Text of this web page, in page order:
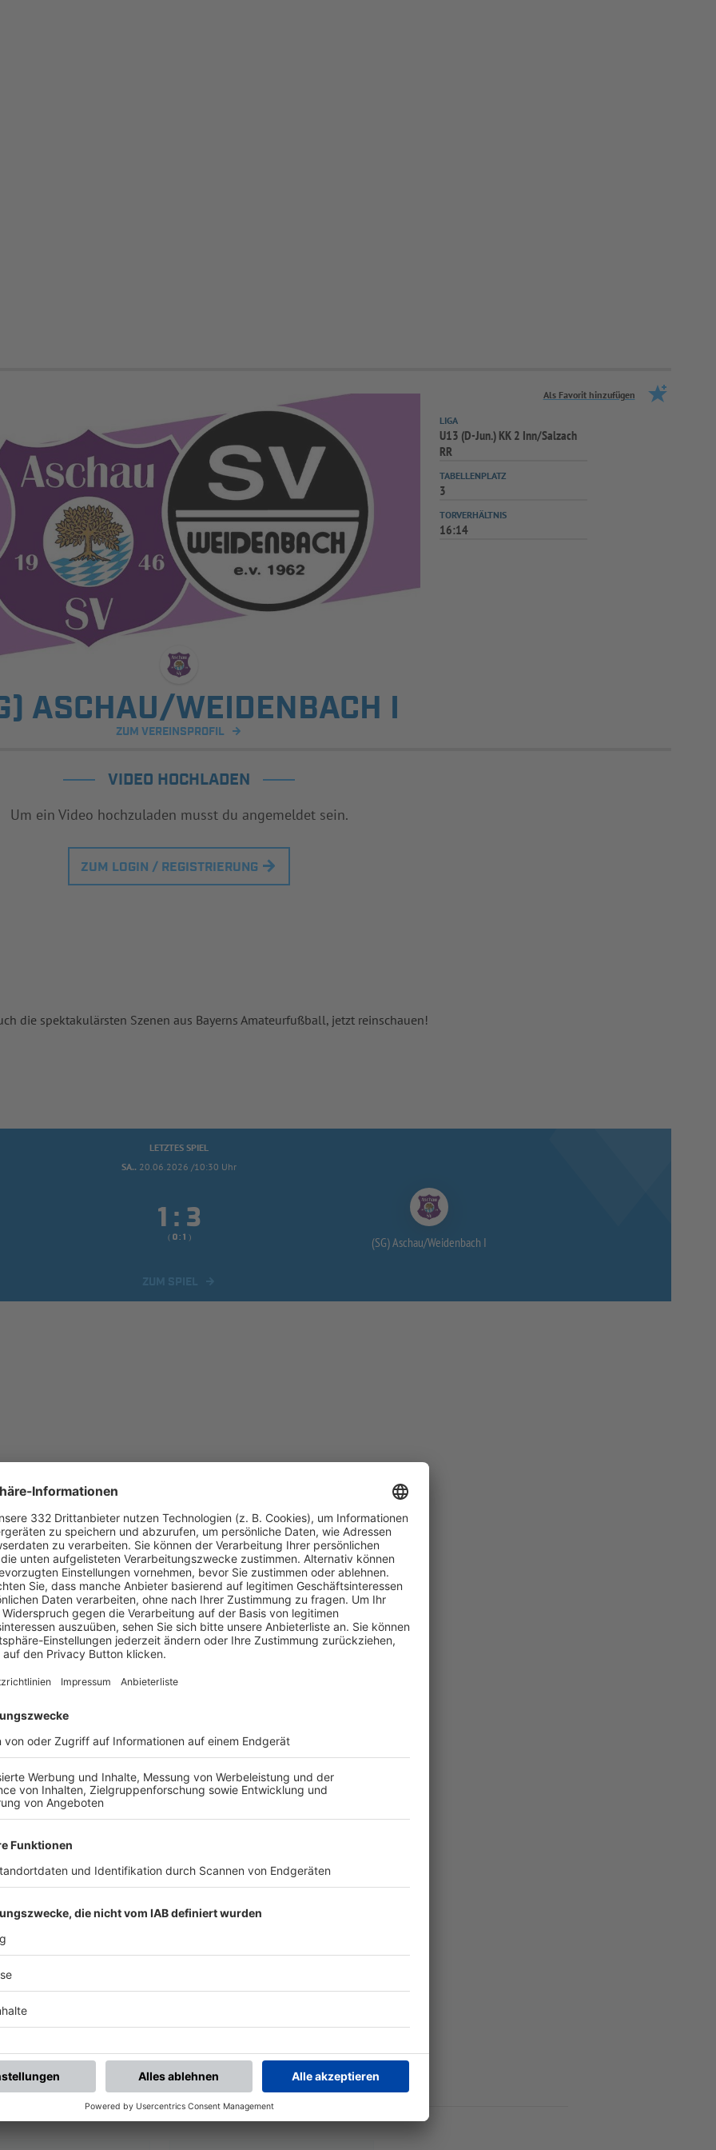
Als Favorit hinzufügen
ASCHAU/WEIDENBACH I
ZUM VEREINSPROFIL
LIGA
U13 (D-Jun.) KK 2 Inn/Salzach
RR
TABELLENPLATZ
3
TORVERHÄLTNIS
16:14
VIDEO HOCHLADEN
Um ein Video hochzuladen musst du angemeldet sein.
ZUM LOGIN / REGISTRIERUNG
die spektakulärsten Szenen aus Bayerns Amateurfußball, jetzt reinschauen!
LETZTES SPIEL
SA.. 20.06.2026 /10:30 Uhr
 : 
( :  ) (SG) Aschau/Weidenbach I
ALLE NEWS
Spiele Letzte Spiele Kompletter Spielplan